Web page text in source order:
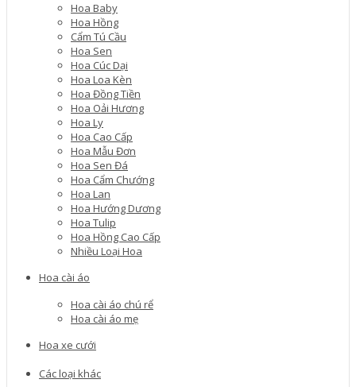
Hoa Baby
Hoa Hồng
Cẩm Tú Cầu
Hoa Sen
Hoa Cúc Dại
Hoa Loa Kèn
Hoa Đồng Tiền
Hoa Oải Hương
Hoa Ly
Hoa Cao Cấp
Hoa Mẫu Đơn
Hoa Sen Đá
Hoa Cẩm Chướng
Hoa Lan
Hoa Hướng Dương
Hoa Tulip
Hoa Hồng Cao Cấp
Nhiều Loại Hoa
Hoa cài áo
Hoa cài áo chú rể
Hoa cài áo mẹ
Hoa xe cưới
Các loại khác